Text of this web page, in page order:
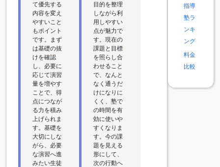
て優先する
内容を変え
やすいこと
もポイント
です。まず
は基礎の抜
けを確認
し、必要に
応じて演習
量を増やす
ことで、得
点につなが
る力を積み
上げられま
す。基礎を
大切にしな
がら、必要
な演習へ進
みたい生徒
目的を整理
しながら利
用しやすい
点が魅力で
す。現在の
課題と目標
を照らし合
わせること
で、なんと
なく通うだ
けになりに
くく、塾で
の時間を有
効に使いや
すくなりま
す。今の課
題を見える
形にして、
次の行動へ
指導
塾ラ
ンキ
ング
料金
比較